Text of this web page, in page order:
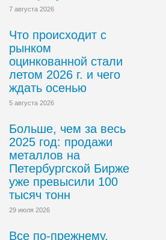
7 августа 2026
Что происходит с
рынком
оцинкованной стали
летом 2026 г. и чего
ждать осенью
5 августа 2026
Больше, чем за весь
2025 год: продажи
металлов на
Петербургской Бирже
уже превысили 100
тысяч тонн
29 июля 2026
Все по-прежнему.